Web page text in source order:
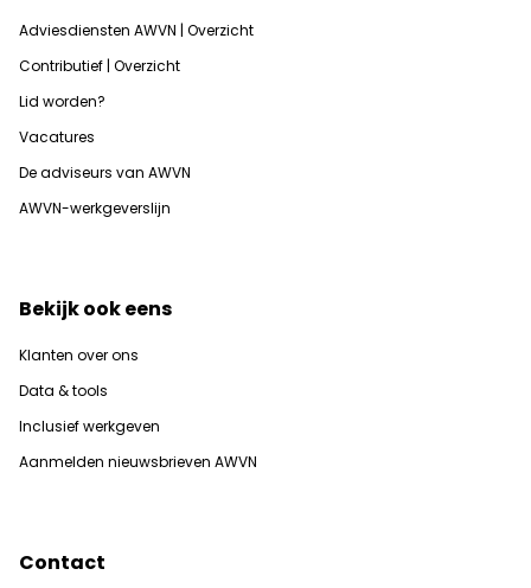
Adviesdiensten AWVN | Overzicht
Contributief | Overzicht
Lid worden?
Vacatures
De adviseurs van AWVN
AWVN-werkgeverslijn
Bekijk ook eens
Klanten over ons
Data & tools
Inclusief werkgeven
Aanmelden nieuwsbrieven AWVN
Contact